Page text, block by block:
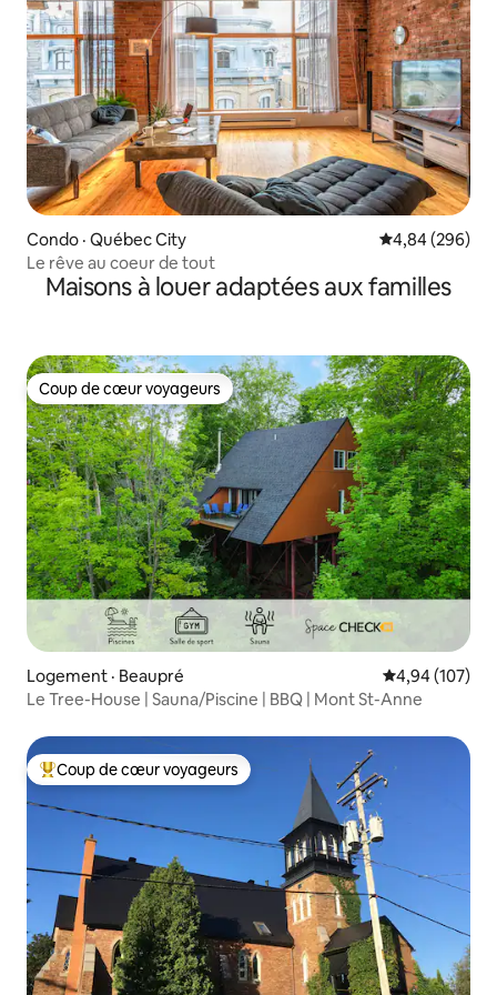
Condo · Québec City Note
4,84 (296)
Le rêve au coeur de tout
Maisons à louer adaptées aux familles
Coup de cœur voyageurs
Coup de cœur voyageurs
Logement · Beaupré Note
4,94 (107)
Le Tree-House | Sauna/Piscine | BBQ | Mont St-Anne
Coup de cœur voyageurs parmi les plus aimés
Coup de cœur voyageurs